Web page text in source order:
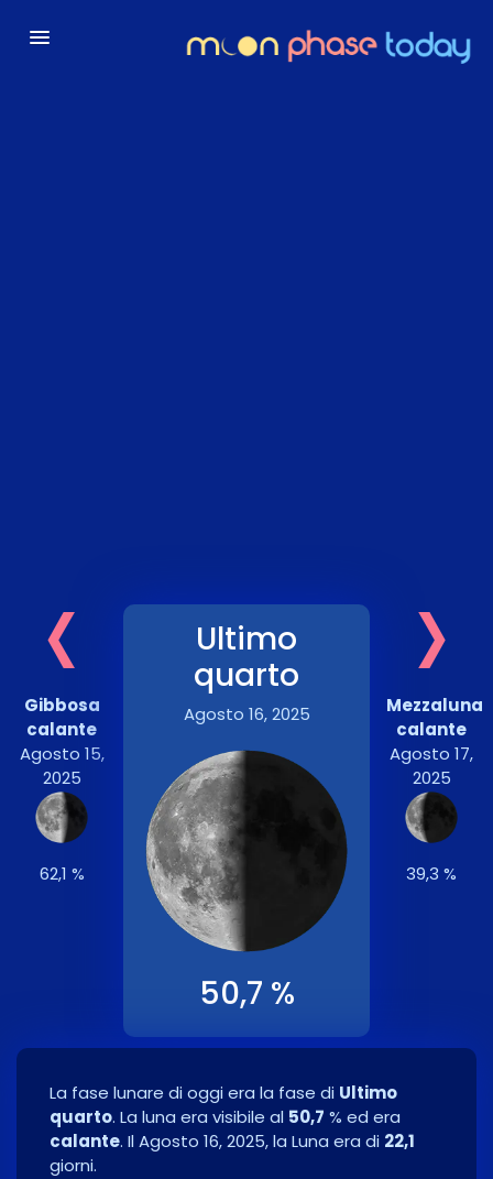
‹
Gibbosa
calante
Agosto 15,
2025
62,1 %
Ultimo
quarto
Agosto 16, 2025
50,7 %
›
Mezzaluna
calante
Agosto 17,
2025
39,3 %
La fase lunare di oggi era la fase di Ultimo
quarto. La luna era visibile al 50,7 % ed era
calante. Il Agosto 16, 2025, la Luna era di 22,1
giorni.